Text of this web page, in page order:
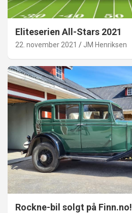
Eliteserien All-Stars 2021
22. november 2021 JM Henriksen
Rockne-bil solgt på Finn.no!